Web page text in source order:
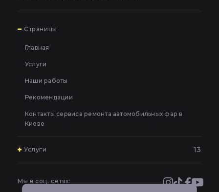
Страницы
Главная
Услуги
Наши работы
Рекомендации
Контакты сервиса ремонта автомобильных фар в
Киеве
Услуги 13
Оклейка и бронирование фар защитной пленкой в
Киеве
Мы в соц. сетях: